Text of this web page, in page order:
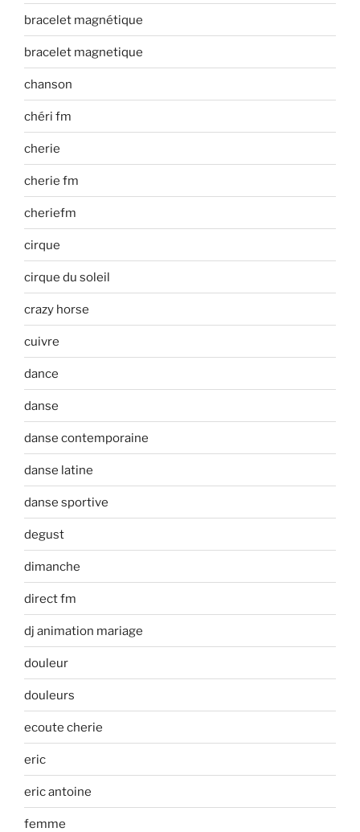
bracelet magnétique
bracelet magnetique
chanson
chéri fm
cherie
cherie fm
cheriefm
cirque
cirque du soleil
crazy horse
cuivre
dance
danse
danse contemporaine
danse latine
danse sportive
degust
dimanche
direct fm
dj animation mariage
douleur
douleurs
ecoute cherie
eric
eric antoine
femme